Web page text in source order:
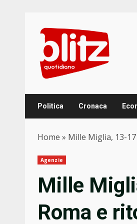
content
Politica Cronaca
Home » Mille Miglia, 13-
Agenzie
Mille
Roma e